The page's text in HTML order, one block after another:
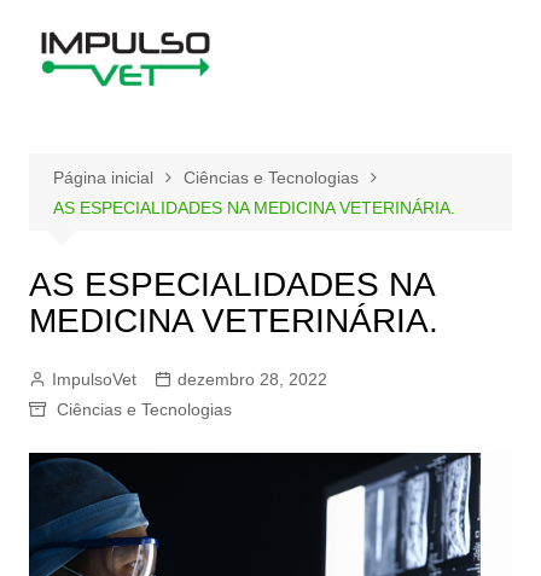
Página inicial
Ciências e Tecnologias
AS ESPECIALIDADES NA MEDICINA VETERINÁRIA.
AS ESPECIALIDADES NA
MEDICINA VETERINÁRIA.
ImpulsoVet
dezembro 28, 2022
Ciências e Tecnologias